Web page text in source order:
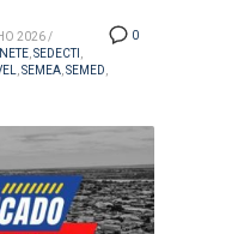
0
2026 /
SEDECTI
SEMEA SEMED